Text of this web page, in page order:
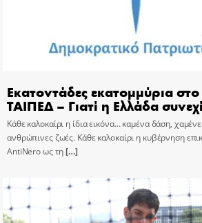
Εκατοντάδες εκατομμύρια
ΤΑΙΠΕΔ – Γιατί η Ελλάδα
Κάθε καλοκαίρι η ίδια εικόνα… καμένα δάση,
ανθρώπινες ζωές. Κάθε καλοκαίρι η κυβέρνηση
AntiNero ως τη[…]